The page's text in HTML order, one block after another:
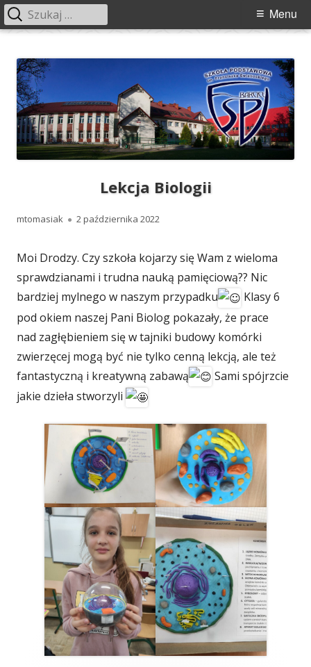
treści
Świebockiego w Barcicach
Menu
Menu
Szukaj:
Lekcja Biologii
Autor
mtomasiak Opublikowano
2 października 2022
Moi Drodzy. Czy szkoła kojarzy się Wam z wieloma
sprawdzianami i trudna nauką pamięciową?? Nic
bardziej mylnego w naszym przypadku
Klasy 6
pod okiem naszej Pani Biolog pokazały, że prace
nad zagłębieniem się w tajniki budowy komórki
zwierzęcej mogą być nie tylko cenną lekcją, ale też
fantastyczną i kreatywną zabawą
Sami spójrzcie
jakie dzieła stworzyli